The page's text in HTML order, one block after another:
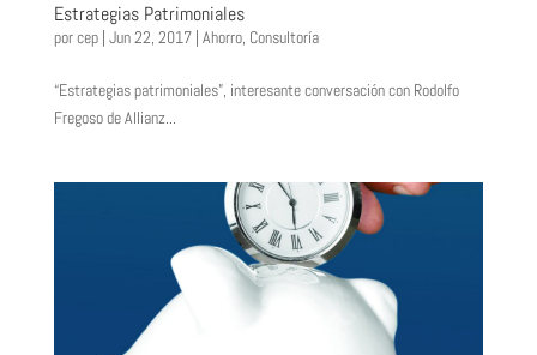
Estrategias Patrimoniales
porcep| Jun 22, 2017| Ahorro, Consultoría
“Estrategias patrimoniales”, interesante conversación con Rodolfo
Fregoso de Allianz...